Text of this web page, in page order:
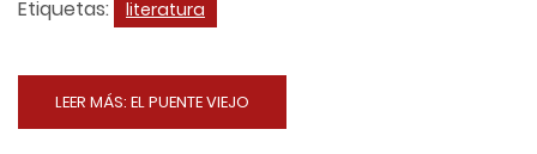
Etiquetas:
literatura
LEER MÁS: EL PUENTE VIEJO